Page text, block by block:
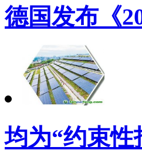
德国发布《
均为“约束性